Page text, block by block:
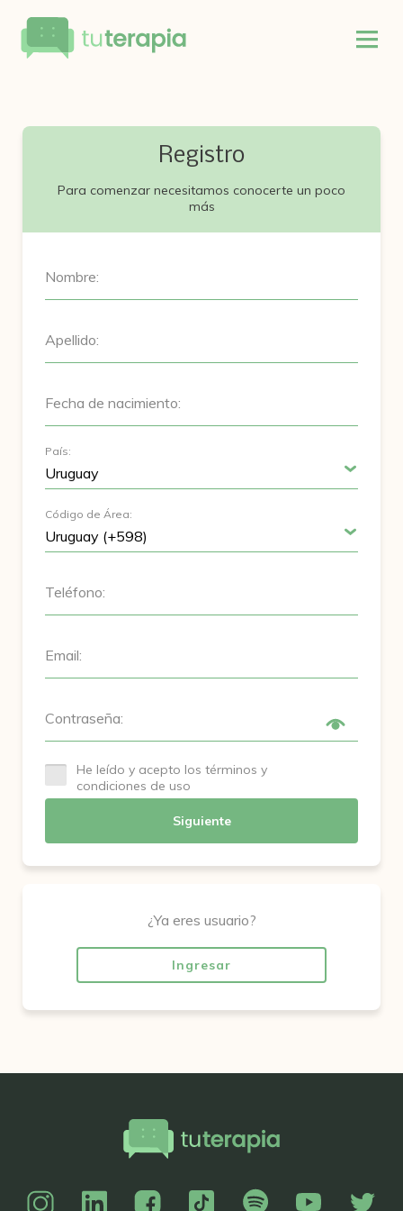
Registro
Para comenzar necesitamos conocerte un poco
más
Nombre:
Apellido:
Fecha de nacimiento:
País:
Código de Área:
Teléfono:
Email:
Contraseña:
He leído y acepto los términos y
condiciones de uso
Siguiente
¿Ya eres usuario?
Ingresar